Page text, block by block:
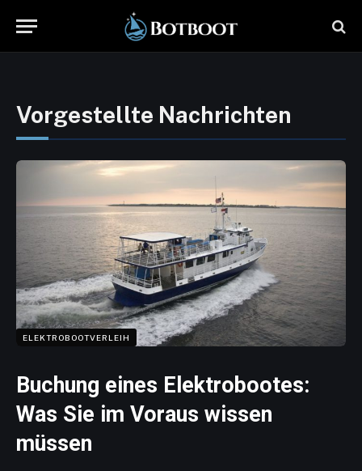
Vorgestellte Nachrichten
ELEKTROBOOTVERLEIH
Buchung eines Elektrobootes:
Was Sie im Voraus wissen
müssen